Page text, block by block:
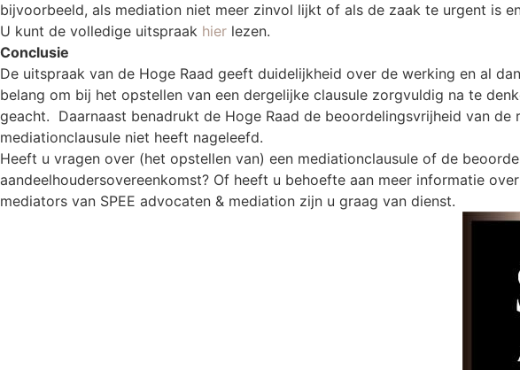
bijvoorbeeld, als mediation niet meer zinvol lijkt of als de zaak te urgent is
U kunt de volledige uitspraak hier lezen.
Conclusie
De uitspraak van de Hoge Raad geeft duidelijkheid over de werking en al
belang om bij het opstellen van een dergelijke clausule zorgvuldig na te
geacht. Daarnaast benadrukt de Hoge Raad de beoordelingsvrijheid van
mediationclausule niet heeft nageleefd.
Heeft u vragen over (het opstellen van) een mediationclausule of de
aandeelhoudersovereenkomst? Of heeft u behoefte aan meer informatie
mediators van SPEE advocaten & mediation zijn u graag van dienst.